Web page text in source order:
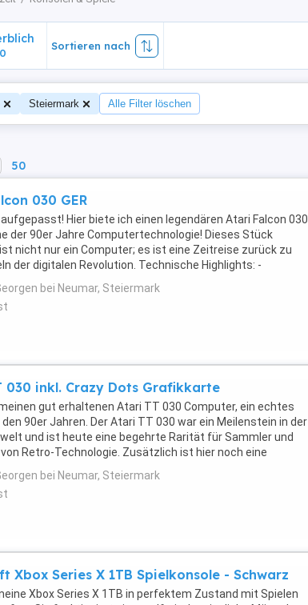
0
Sortieren nach
Steiermark Alle Filter löschen
50
030 GER
aufgepasst! Hier biete ich einen legendären Atari Falcon 030
der 90er Jahre Computertechnologie! Dieses Stück
nicht nur ein Computer; es ist eine Zeitreise zurück zu
der digitalen Revolution. Technische Highlights: -
Motorola 68030 mit 16 ...
bei Neumar, Steiermark
030 inkl. Crazy Dots Grafikkarte
gut erhaltenen Atari TT 030 Computer, ein echtes
90er Jahren. Der Atari TT 030 war ein Meilenstein in der
und ist heute eine begehrte Rarität für Sammler und
von Retro-Technologie. Zusätzlich ist hier noch eine
von TKR verbaut (Crazy ...
bei Neumar, Steiermark
Xbox Series X 1TB Spielkonsole - Schwarz
Xbox Series X 1TB in perfektem Zustand mit Spielen